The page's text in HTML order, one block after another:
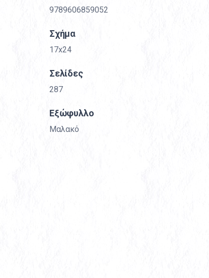
9789606859052
Σχήμα
17x24
Σελίδες
287
Εξώφυλλο
Μαλακό